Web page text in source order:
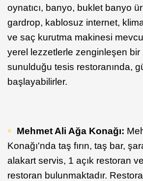
oynatıcı, banyo, buklet banyo
gardrop, kablosuz internet,
ve saç kurutma makinesi
yerel lezzetlerle zenginleşen bir
sunulduğu tesis restoranında,
başlayabilirler.
Mehmet Ali Ağa Konağı:
Konağı'nda taş fırın, taş bar,
alakart servis, 1 açık restoran
restoran bulunmaktadır.